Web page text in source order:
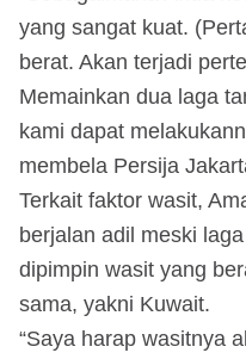
yang sangat kuat.
berat. Akan terjadi
Memainkan dua laga
kami dapat
membela Persija
Terkait faktor wasit,
berjalan adil meski
dipimpin wasit yang
sama, yakni Kuwait.
“Saya harap wasitnya